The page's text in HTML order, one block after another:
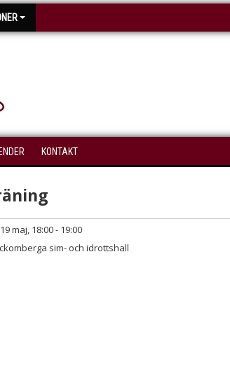
KONTAKT
maj, 18:00 - 19:00
sim- och idrottshall